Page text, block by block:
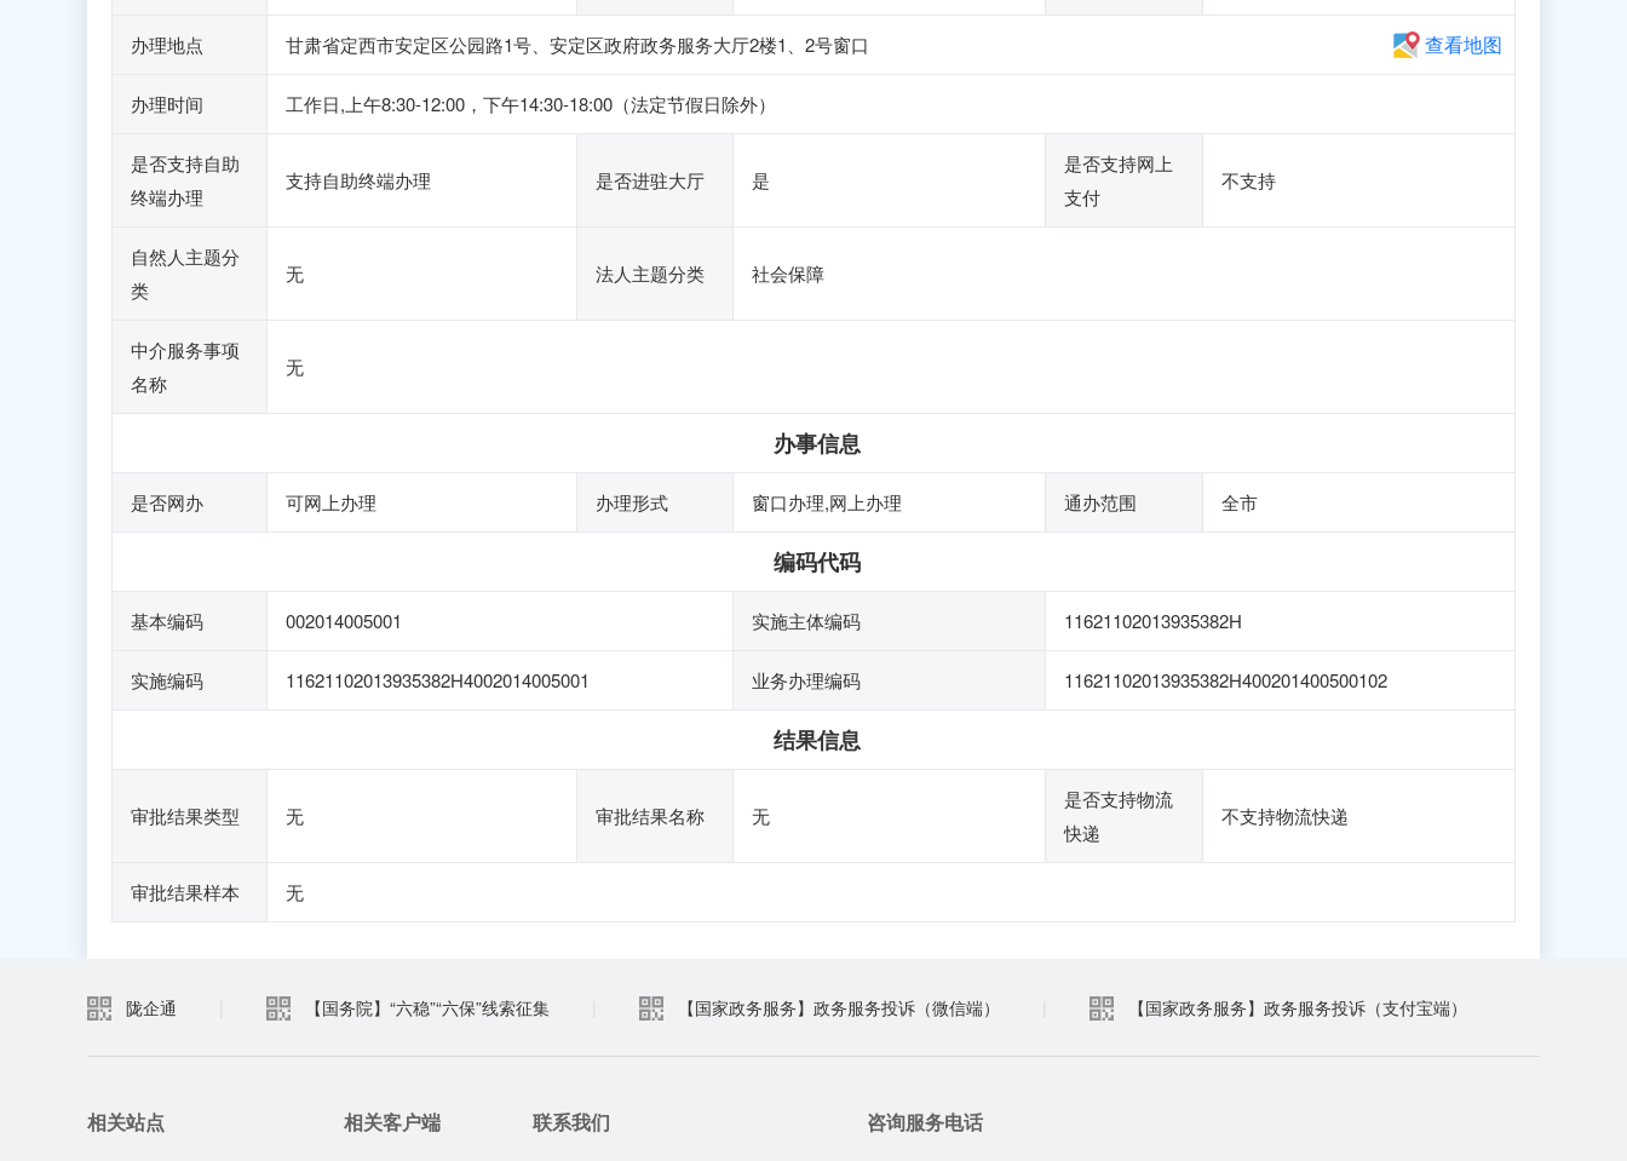
办理地点 甘肃省定西市安定区公园路1号、安定区政府政务服务大厅2楼1、2号窗口 查看地图
办理时间 工作日,上午8:30-12:00，下午14:30-18:00（法定节假日除外）
是否支持自助
终端办理
支持自助终端办理 是否进驻大厅 是
是否支持网上
支付
不支持
自然人主题分
类
无 法人主题分类 社会保障
中介服务事项
名称
无
办事信息
是否网办 可网上办理 办理形式 窗口办理,网上办理 通办范围 全市
编码代码
基本编码 002014005001 实施主体编码 11621102013935382H
实施编码 11621102013935382H4002014005001 业务办理编码 11621102013935382H400201400500102
结果信息
审批结果类型 无 审批结果名称 无
是否支持物流
快递
不支持物流快递
审批结果样本 无
陇企通 【国务院】“六稳”“六保”线索征集 【国家政务服务】政务服务投诉（微信端） 【国家政务服务】政务服务投诉（支付宝端）
相关站点 相关客户端 联系我们 咨询服务电话